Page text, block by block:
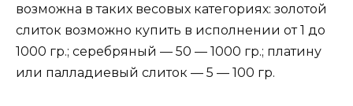
возможна в таких весовых категориях: золотой
слиток возможно купить в исполнении от 1 до
1000 гр.; серебряный — 50 — 1000 гр.; платину
или палладиевый слиток — 5 — 100 гр.